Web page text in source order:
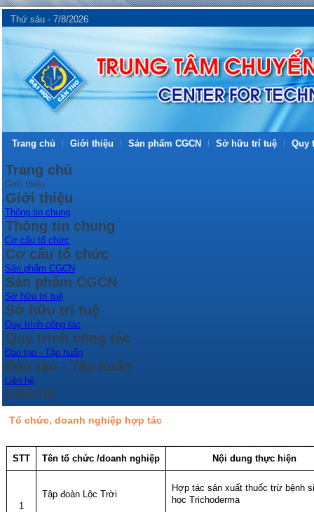
Thứ sáu - 7/8/2026
Trang chủ Giới thiệu Sản phẩm CGCN Sở hữu trí tuệ Quy
Trang chủ
Giới thiệu
Giới thiệu
Thông tin chung
Thông tin chung
Cơ cấu tổ chức
Cơ cấu tổ chức
Sản phẩm CGCN
Sản phẩm CGCN
Sở hữu trí tuệ
Sở hữu trí tuệ
Quy trình công tác
Quy trình công tác
Đào tạo - Tập huấn
Đào tạo - Tập huấn
Liên hệ
Liên hệ
Tổ chức, doanh nghiệp hợp tác
STT Tên tổ chức /doanh nghiệp Nội dung thực hiện
1
Tập đoàn Lộc Trời
Hợp tác sản xuất thuốc trừ bệnh
học Trichoderma